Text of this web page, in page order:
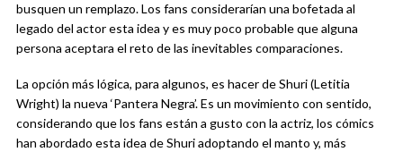
busquen un remplazo. Los fans considerarían una bofetada al
legado del actor esta idea y es muy poco probable que alguna
persona aceptara el reto de las inevitables comparaciones.
La opción más lógica, para algunos, es hacer de Shuri (Letitia
Wright) la nueva ‘Pantera Negra’. Es un movimiento con sentido,
considerando que los fans están a gusto con la actriz, los cómics
han abordado esta idea de Shuri adoptando el manto y, más